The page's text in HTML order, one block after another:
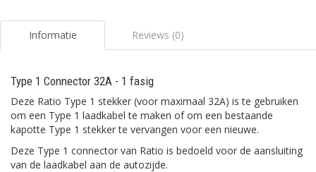
Informatie Reviews (0)
Type 1 Connector 32A - 1 fasig
Deze Ratio Type 1 stekker (voor maximaal 32A) is te gebruiken
om een Type 1 laadkabel te maken of om een bestaande
kapotte Type 1 stekker te vervangen voor een nieuwe.
Deze Type 1 connector van Ratio is bedoeld voor de aansluiting
van de laadkabel aan de autozijde.